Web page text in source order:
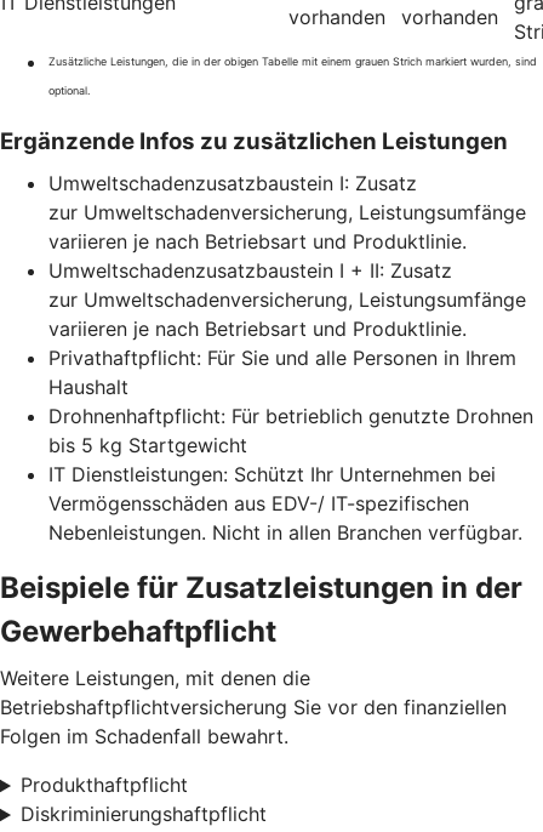
vorhanden
vorhanden
Zusätzliche Leistungen, die in der obigen Tabelle mit einem grauen Strich markiert wurden, sind
optional.
Ergänzende Infos zu zusätzlichen Leistungen
Umweltschadenzusatzbaustein I: Zusatz
zur Umweltschadenversicherung, Leistungsumfänge
variieren je nach Betriebsart und Produktlinie.
Umweltschadenzusatzbaustein I + II: Zusatz
zur Umweltschadenversicherung, Leistungsumfänge
variieren je nach Betriebsart und Produktlinie.
Privathaftpflicht: Für Sie und alle Personen in Ihrem
Haushalt
Drohnenhaftpflicht: Für betrieblich genutzte Drohnen
bis 5 kg Startgewicht
IT Dienstleistungen: Schützt Ihr Unternehmen bei
Vermögensschäden aus EDV-/ IT-spezifischen
Nebenleistungen. Nicht in allen Branchen verfügbar.
Beispiele für Zusatz­leistungen in der
Gewerbe­haftpflicht
Weitere Leistungen, mit denen die
Betriebshaftpflichtversicherung Sie vor den finanziellen
Folgen im Schadenfall bewahrt.
Produkthaftpflicht
Diskriminierungshaftpflicht